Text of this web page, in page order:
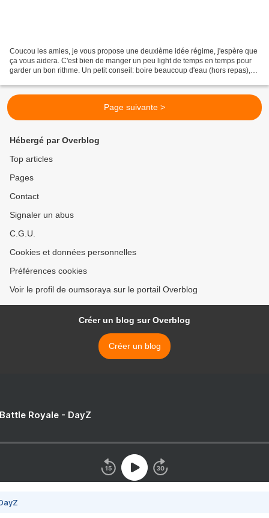
Coucou les amies, je vous propose une deuxième idée régime, j'espère que
ça vous aidera. C'est bien de manger un peu light de temps en temps pour
garder un bon rithme. Un petit conseil: boire beaucoup d'eau (hors repas),
Page suivante >
Hébergé par Overblog
Top articles
Pages
Contact
Signaler un abus
C.G.U.
Cookies et données personnelles
Préférences cookies
Voir le profil de oumsoraya sur le portail Overblog
Créer un blog sur Overblog
Créer un blog
Royale - DayZ